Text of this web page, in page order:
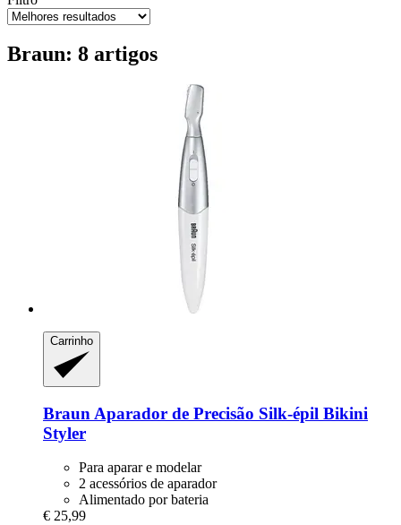
Braun: 8 artigos
Carrinho
Braun Aparador de Precisão Silk-​épil Bikini
Styler
Para aparar e modelar
2 acessórios de aparador
Alimentado por bateria
€ 25,99